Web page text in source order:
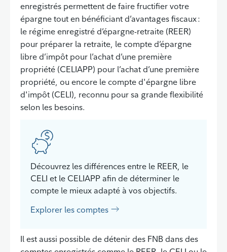
enregistrés permettent de faire fructifier votre
épargne tout en bénéficiant d’avantages fiscaux :
le régime enregistré d’épargne-retraite (REER)
pour préparer la retraite, le compte d’épargne
libre d’impôt pour l’achat d’une première
propriété (CELIAPP) pour l’achat d’une première
propriété, ou encore le compte d'épargne libre
d'impôt (CELI), reconnu pour sa grande flexibilité
selon les besoins.
Découvrez les différences entre le REER, le
CELI et le CELIAPP afin de déterminer le
compte le mieux adapté à vos objectifs.
Explorer les comptes
Il est aussi possible de détenir des FNB dans des